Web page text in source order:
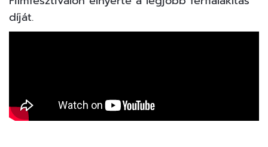
díját.